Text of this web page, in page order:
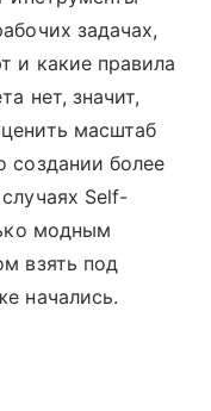
задачах,
и какие правила
нет, значит,
масштаб
создании более
Self-
модным
взять под
начались.